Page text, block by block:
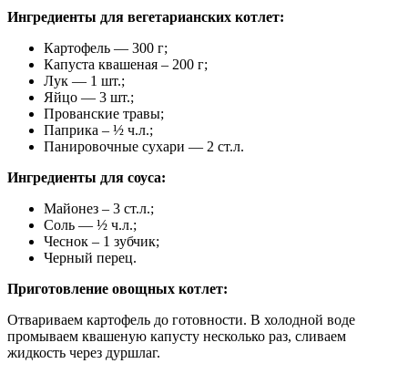
Ингредиенты для вегетарианских котлет:
Картофель — 300 г;
Капуста квашеная – 200 г;
Лук — 1 шт.;
Яйцо — 3 шт.;
Прованские травы;
Паприка – ½ ч.л.;
Панировочные сухари — 2 ст.л.
Ингредиенты для соуса:
Майонез – 3 ст.л.;
Соль — ½ ч.л.;
Чеснок – 1 зубчик;
Черный перец.
Приготовление овощных котлет:
Отвариваем картофель до готовности. В холодной воде
промываем квашеную капусту несколько раз, сливаем
жидкость через дуршлаг.